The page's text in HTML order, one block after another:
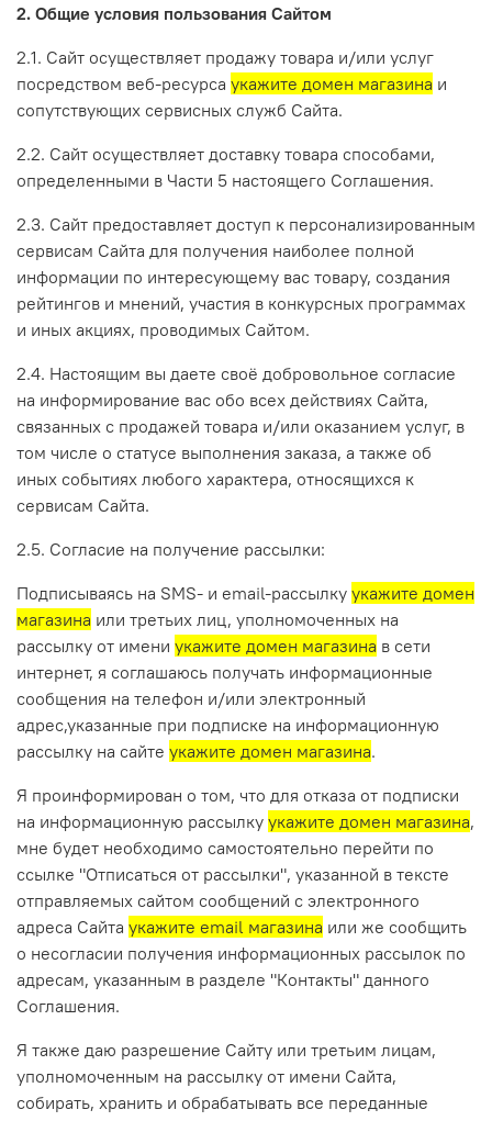
2. Общие условия пользования Сайтом
2.1. Сайт осуществляет продажу товара и/или услуг
посредством веб-ресурса укажите домен магазина и
сопутствующих сервисных служб Сайта.
2.2. Сайт осуществляет доставку товара способами,
определенными в Части 5 настоящего Соглашения.
2.3. Сайт предоставляет доступ к персонализированным
сервисам Сайта для получения наиболее полной
информации по интересующему вас товару, создания
рейтингов и мнений, участия в конкурсных программах
и иных акциях, проводимых Сайтом.
2.4. Настоящим вы даете своё добровольное согласие
на информирование вас обо всех действиях Сайта,
связанных с продажей товара и/или оказанием услуг, в
том числе о статусе выполнения заказа, а также об
иных событиях любого характера, относящихся к
сервисам Сайта.
2.5. Согласие на получение рассылки:
Подписываясь на SMS- и email-рассылку укажите домен
магазина или третьих лиц, уполномоченных на
рассылку от имени укажите домен магазина в сети
интернет, я соглашаюсь получать информационные
сообщения на телефон и/или электронный
адрес,указанные при подписке на информационную
рассылку на сайте укажите домен магазина.
Я проинформирован о том, что для отказа от подписки
на информационную рассылку укажите домен магазина,
мне будет необходимо самостоятельно перейти по
ссылке "Отписаться от рассылки", указанной в тексте
отправляемых сайтом сообщений с электронного
адреса Сайта укажите email магазина или же сообщить
о несогласии получения информационных рассылок по
адресам, указанным в разделе "Контакты" данного
Соглашения.
Я также даю разрешение Сайту или третьим лицам,
уполномоченным на рассылку от имени Сайта,
собирать, хранить и обрабатывать все переданные